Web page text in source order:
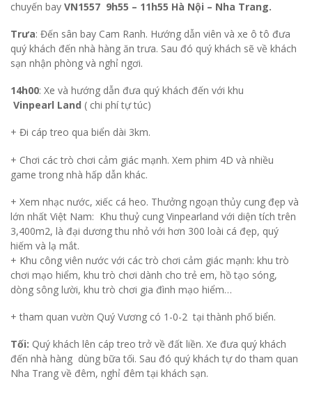
chuyến bay VN1557 9h55 – 11h55 Hà Nội – Nha Trang.
Trưa: Đến sân bay Cam Ranh. Hướng dẫn viên và xe ô tô đưa
quý khách đến nhà hàng ăn trưa. Sau đó quý khách sẽ về khách
sạn nhận phòng và nghỉ ngơi.
14h00: Xe và hướng dẫn đưa quý khách đến với khu
Vinpearl Land ( chi phí tự túc)
+ Đi cáp treo qua biển dài 3km.
+ Chơi các trò chơi cảm giác mạnh. Xem phim 4D và nhiều
game trong nhà hấp dẫn khác.
+ Xem nhạc nước, xiếc cá heo. Thưởng ngoạn thủy cung đẹp và
lớn nhất Việt Nam: Khu thuỷ cung Vinpearland với diện tích trên
3,400m2, là đại dương thu nhỏ với hơn 300 loài cá đẹp, quý
hiếm và lạ mắt.
+ Khu công viên nước với các trò chơi cảm giác mạnh: khu trò
chơi mạo hiểm, khu trò chơi dành cho trẻ em, hồ tạo sóng,
dòng sông lười, khu trò chơi gia đình mạo hiểm…
+ tham quan vườn Quý Vương có 1-0-2 tại thành phố biển.
Tối: Quý khách lên cáp treo trở về đất liền. Xe đưa quý khách
đến nhà hàng dùng bữa tối. Sau đó quý khách tự do tham quan
Nha Trang về đêm, nghỉ đêm tại khách sạn.